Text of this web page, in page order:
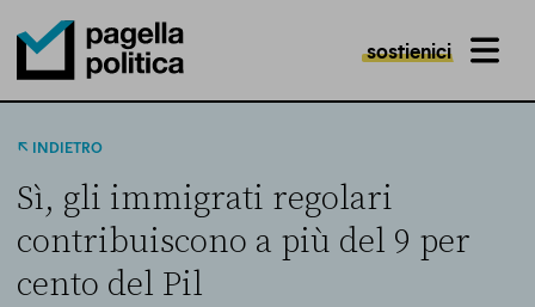
Pagella Politica Logo
sostienici MENU
INDIETRO
Sì, gli immigrati regolari
contribuiscono a più del 9 per
cento del Pil